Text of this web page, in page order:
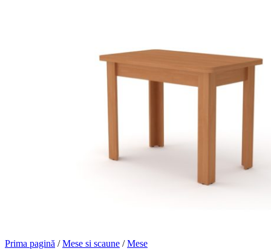
Prima pagină / Mese si scaune / Mese